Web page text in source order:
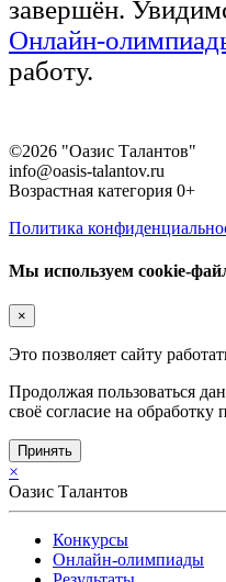
завершён.
Онлайн-
работу.
©2026 "Оазис Талантов"
info@oasis-talantov.ru
Возрастная категория 0+
Политика
Мы используем cookie-
×
Это позволяет сайту
Продолжая пользоваться
своё согласие на
Принять
×
Оазис Талантов
Конкурсы
Онлайн-олимпиады